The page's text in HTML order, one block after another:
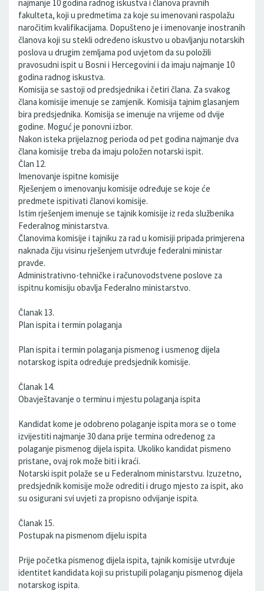
najmanje 10 godina radnog iskustva i članova pravnih
fakulteta, koji u predmetima za koje su imenovani raspolažu
naročitim kvalifikacijama. Dopušteno je i imenovanje inostranih
članova koji su stekli određeno iskustvo u obavljanju notarskih
poslova u drugim zemljama pod uvjetom da su položili
pravosudni ispit u Bosni i Hercegovini i da imaju najmanje 10
godina radnog iskustva.
Komisija se sastoji od predsjednika i četiri člana. Za svakog
člana komisije imenuje se zamjenik. Komisija tajnim glasanjem
bira predsjednika. Komisija se imenuje na vrijeme od dvije
godine. Moguć je ponovni izbor.
Nakon isteka prijelaznog perioda od pet godina najmanje dva
člana komisije treba da imaju položen notarski ispit.
Član 12.
Imenovanje ispitne komisije
Rješenjem o imenovanju komisije određuje se koje će
predmete ispitivati članovi komisije.
Istim rješenjem imenuje se tajnik komisije iz reda službenika
Federalnog ministarstva.
Članovima komisije i tajniku za rad u komisiji pripada primjerena
naknada čiju visinu rješenjem utvrđuje federalni ministar
pravde.
Administrativno-tehničke i računovodstvene poslove za
ispitnu komisiju obavlja Federalno ministarstvo.
Članak 13.
Plan ispita i termin polaganja
Plan ispita i termin polaganja pismenog i usmenog dijela
notarskog ispita određuje predsjednik komisije.
Članak 14.
Obavještavanje o terminu i mjestu polaganja ispita
Kandidat kome je odobreno polaganje ispita mora se o tome
izvijestiti najmanje 30 dana prije termina određenog za
polaganje pismenog dijela ispita. Ukoliko kandidat pismeno
pristane, ovaj rok može biti i kraći.
Notarski ispit polaže se u Federalnom ministarstvu. Izuzetno,
predsjednik komisije može odrediti i drugo mjesto za ispit, ako
su osigurani svi uvjeti za propisno odvijanje ispita.
Članak 15.
Postupak na pismenom dijelu ispita
Prije početka pismenog dijela ispita, tajnik komisije utvrđuje
identitet kandidata koji su pristupili polaganju pismenog dijela
notarskog ispita.